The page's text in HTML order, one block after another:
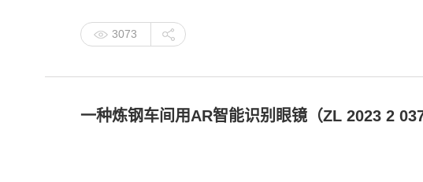
3073
一种炼钢车间用AR智能识别眼镜（ZL 2023 2